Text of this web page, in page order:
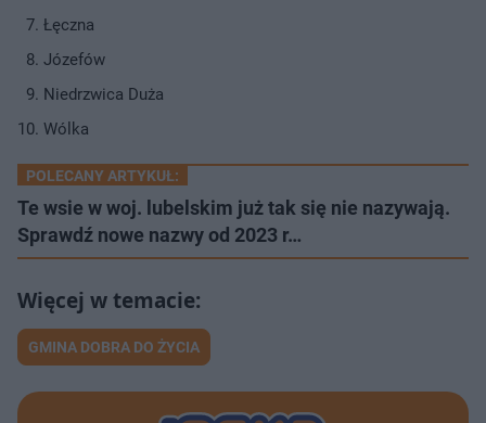
Łęczna
Józefów
Niedrzwica Duża
Wólka
POLECANY ARTYKUŁ:
Te wsie w woj. lubelskim już tak się nie nazywają.
Sprawdź nowe nazwy od 2023 r…
GMINA DOBRA DO ŻYCIA